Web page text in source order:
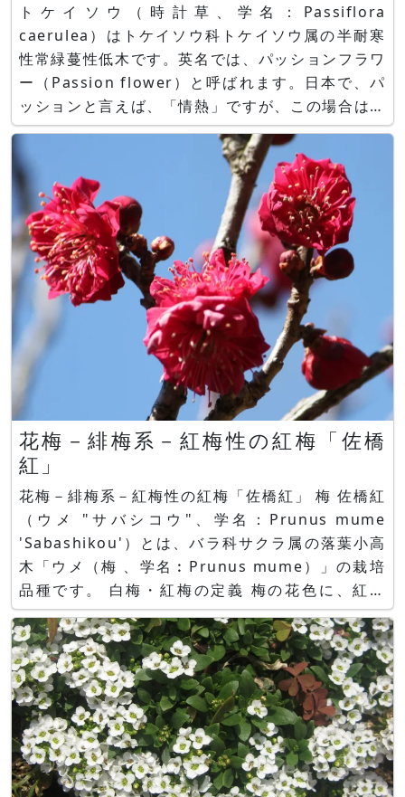
トケイソウ（時計草、学名：Passiflora
caerulea）はトケイソウ科トケイソウ属の半耐寒
性常緑蔓性低木です。英名では、パッションフラワ
ー（Passion flower）と呼ばれます。日本で、パ
ッションと言えば、「情熱」ですが、この場合は、
「受難」という意味なんですね。更なる情報は、花
図鑑をご参照ください。 花図鑑 時計草
https://www.flower-db.com/ja/f
花梅－緋梅系－紅梅性の紅梅「佐橋
紅」
花梅－緋梅系－紅梅性の紅梅「佐橋紅」 梅 佐橋紅
（ウメ "サバシコウ"、学名：Prunus mume
'Sabashikou'）とは、バラ科サクラ属の落葉小高
木「ウメ（梅 、学名︰Prunus mume）」の栽培
品種です。 白梅・紅梅の定義 梅の花色に、紅、
白、桃色がありますが、呼び名は花色というより、
むしろ木を切って木材にした時の断面色によって、
赤っぽければ「紅梅」、白っぽければ「白梅」と